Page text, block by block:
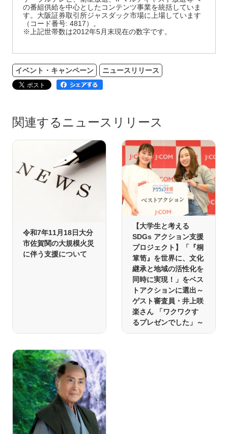
の番組供給を中心としたコンテンツ事業を統括していま
す。大阪証券取引所ジャスダック市場に上場しています
（コード番号: 4817）。
※上記世帯数は2012年5月末現在の数字です。
イベント・キャンペーン ニュースリリース
関連するニュースリリース
令和7年11月18日大分
市佐賀関の大規模火災
に伴う支援について
【大学生と考える
SDGs アクション支援
プロジェクト】「『桐
箪笥』を世界に、文化
継承と地域の活性化を
同時に実現！」をベス
トアクションに選出～
ゲスト審査員・井上咲
楽さん 「ワクワクす
るプレゼンでした」～